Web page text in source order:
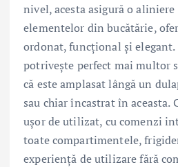
nivel, acesta asigură o
elementelor din bucătărie,
ordonat, funcțional și elegant.
potrivește perfect mai multor
că este amplasat lângă un
sau chiar încastrat în aceasta.
ușor de utilizat, cu comenzi
toate compartimentele,
experiență de utilizare fără